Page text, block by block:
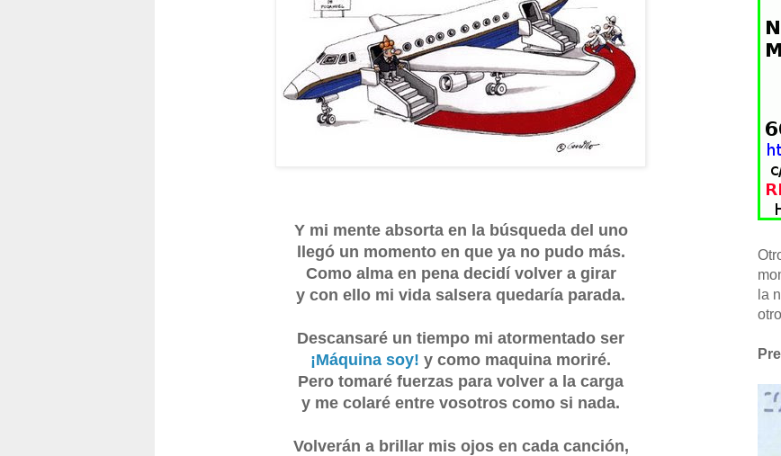
Y mi mente absorta en la búsqueda del uno
llegó un momento en que ya no pudo más.
Como alma en pena decidí volver a girar
y con ello mi vida salsera quedaría parada.
Descansaré un tiempo mi atormentado ser
¡Máquina soy! y como maquina moriré.
Pero tomaré fuerzas para volver a la carga
y me colaré entre vosotros como si nada.
Volverán a brillar mis ojos en cada canción,
la